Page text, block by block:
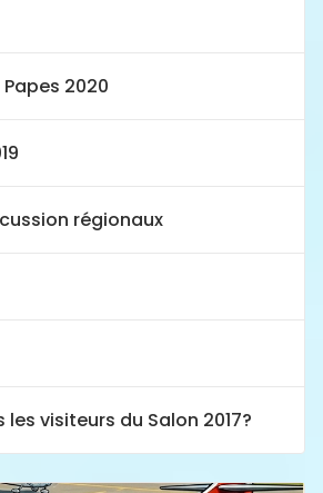
2020
régionaux
les visiteurs du Salon 2017?